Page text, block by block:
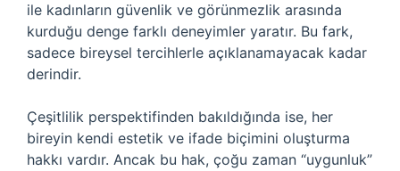
ile kadınların güvenlik ve görünmezlik arasında
kurduğu denge farklı deneyimler yaratır. Bu fark,
sadece bireysel tercihlerle açıklanamayacak kadar
derindir.
Çeşitlilik perspektifinden bakıldığında ise, her
bireyin kendi estetik ve ifade biçimini oluşturma
hakkı vardır. Ancak bu hak, çoğu zaman “uygunluk”